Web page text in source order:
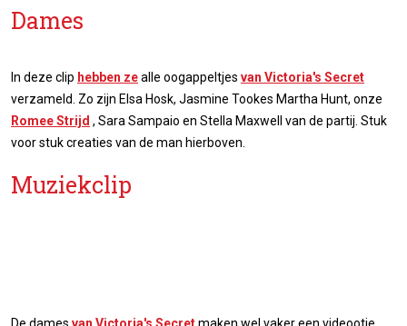
Dames
In deze clip hebben zealle oogappeltjes van Victoria's Secret
verzameld. Zo zijn Elsa Hosk, Jasmine Tookes Martha Hunt, onze
Romee Strijd , Sara Sampaio en Stella Maxwell van de partij. Stuk
voor stuk creaties van de man hierboven.
Muziekclip
De dames van Victoria's Secretmaken wel vaker een videootje